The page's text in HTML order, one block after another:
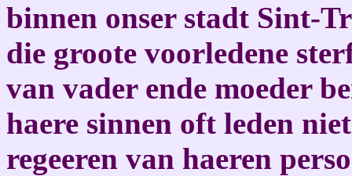
binnen onser stadt Sint-
die groote voorledene
van vader ende moeder
haere sinnen oft leden
regeeren van haeren